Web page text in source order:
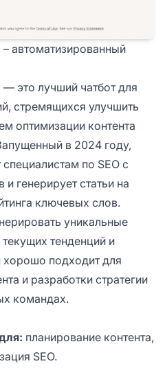
автоматизированный
это лучший чатбот для
стремящихся улучшить
оптимизации контента
в 2024 году,
по SEO с
генерирует статьи на
ключевых слов.
уникальные
тенденций и
подходит для
и разработки стратегии
командах.
планирование контента,
SEO.